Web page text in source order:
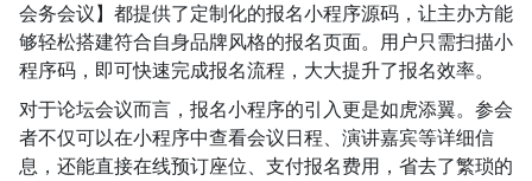
会务会议】都提供了定制化的报名小程序源码，让主办方能
够轻松搭建符合自身品牌风格的报名页面。用户只需扫描小
程序码，即可快速完成报名流程，大大提升了报名效率。
对于论坛会议而言，报名小程序的引入更是如虎添翼。参会
者不仅可以在小程序中查看会议日程、演讲嘉宾等详细信
息，还能直接在线预订座位、支付报名费用，省去了繁琐的